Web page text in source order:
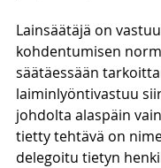
Lainsäätäjä on
kohdentumisen
säätäessään
laiminlyöntivastuu
johdolta alaspäin
tietty tehtävä on
delegoitu tietyn